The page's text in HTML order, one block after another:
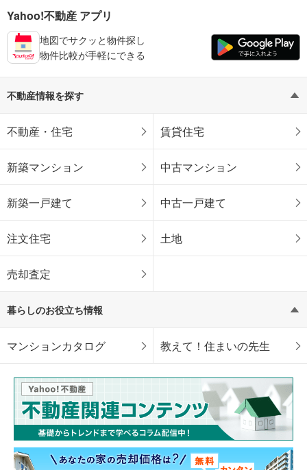
Yahoo!不動産 アプリ
地図でサクッと物件探し
物件比較が手軽にできる
不動産情報を探す
不動産・住宅 賃貸住宅
新築マンション 中古マンション
新築一戸建て 中古一戸建て
注文住宅 土地
売却査定
暮らしのお役立ち情報
マンションカタログ 教えて！住まいの先生